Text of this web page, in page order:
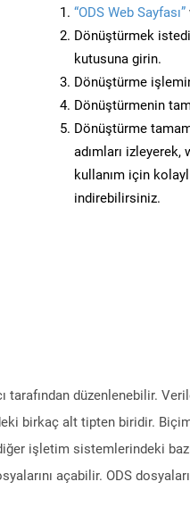
“ODS Web Sayfası”
Dönüştürmek
kutusuna girin.
Dönüştürme
Dönüştürmenin
Dönüştürme
adımları izleyerek,
kullanım için
indirebilirsiniz.
düzenlenebilir.
birkaç alt tipten biridir.
işletim sistemlerindeki
açabilir. ODS